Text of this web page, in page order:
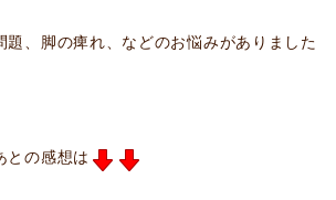
題、脚の痺れ、などのお悩みがありました
との感想は